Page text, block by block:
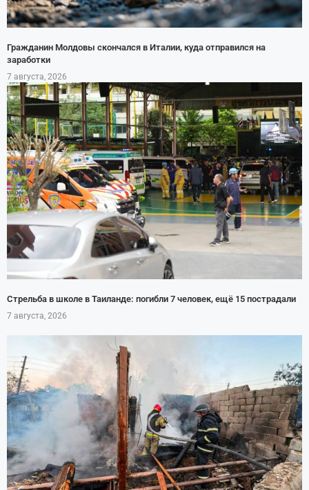
Гражданин Молдовы скончался в Италии, куда отправился на
заработки
7 августа, 2026
Стрельба в школе в Таиланде: погибли 7 человек, ещё 15 пострадали
7 августа, 2026